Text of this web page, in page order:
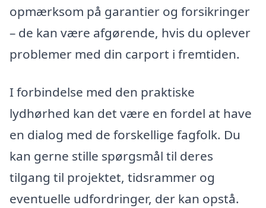
opmærksom på garantier og forsikringer
– de kan være afgørende, hvis du oplever
problemer med din carport i fremtiden.
I forbindelse med den praktiske
lydhørhed kan det være en fordel at have
en dialog med de forskellige fagfolk. Du
kan gerne stille spørgsmål til deres
tilgang til projektet, tidsrammer og
eventuelle udfordringer, der kan opstå.